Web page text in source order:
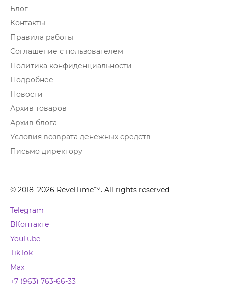
Блог
Контакты
Правила работы
Соглашение с пользователем
Политика конфиденциальности
Подробнее
Новости
Архив товаров
Архив блога
Условия возврата денежных средств
Письмо директору
© 2018–2026 RevelTime™. All rights reserved
Telegram
ВКонтакте
YouTube
TikTok
Max
+7 (963) 763-66-33